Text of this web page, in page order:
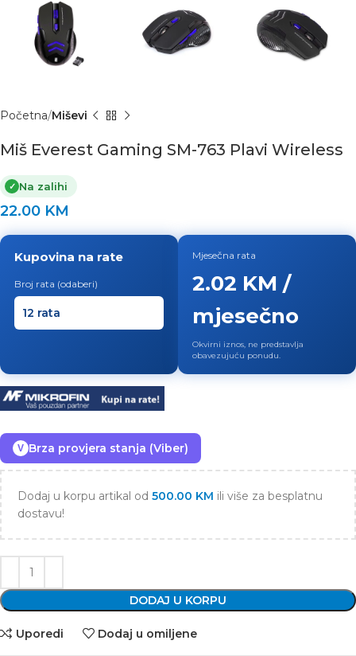
Početna Miševi
Miš Everest Gaming SM-763 Plavi Wireless
✓ Na zalihi
22.00 KM
Kupovina na rate
Broj rata (odaberi)
Mjesečna rata
2.02 KM /
mjesečno
Okvirni iznos, ne predstavlja
obavezujuću ponudu.
V Brza provjera stanja (Viber)
Dodaj u korpu artikal od 500.00 KM ili više za besplatnu
dostavu!
DODAJ U KORPU
Uporedi Dodaj u omiljene